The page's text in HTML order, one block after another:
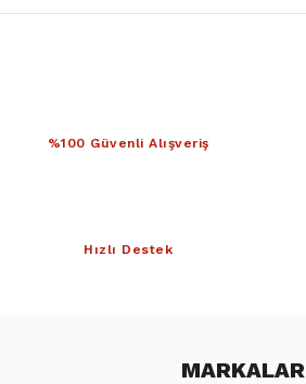
%100 Güvenli Alışveriş
Hızlı Destek
MARKALAR